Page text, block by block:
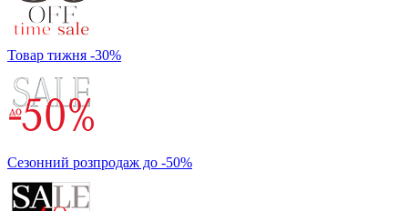
Товар тижня -30%
Сезонний розпродаж до -50%